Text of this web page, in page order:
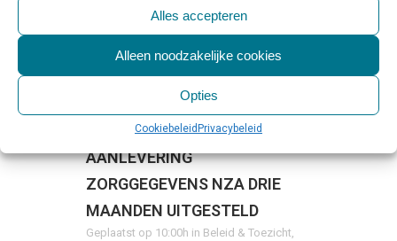
Alles accepteren
Alleen noodzakelijke cookies
Opties
Cookiebeleid Privacybeleid
13 SEPVERPLICHTE
AANLEVERING
ZORGGEGEVENS NZA DRIE
MAANDEN UITGESTELD
Geplaatst op 10:00h in Beleid & Toezicht,